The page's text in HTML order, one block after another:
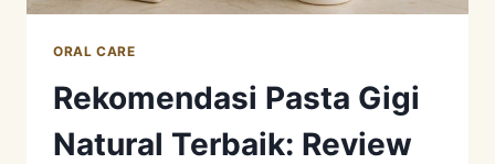
ORAL CARE
Rekomendasi Pasta Gigi
Natural Terbaik: Review